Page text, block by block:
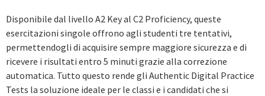
Disponibile dal livello A2 Key al C2 Proficiency, queste
esercitazioni singole offrono agli studenti tre tentativi,
permettendogli di acquisire sempre maggiore sicurezza e di
ricevere i risultati entro 5 minuti grazie alla correzione
automatica. Tutto questo rende gli Authentic Digital Practice
Tests la soluzione ideale per le classi e i candidati che si